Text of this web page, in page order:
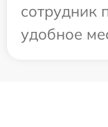
сотрудник
удобное